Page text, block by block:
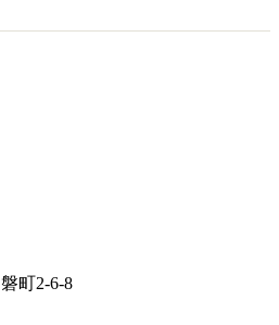
町2-6-8